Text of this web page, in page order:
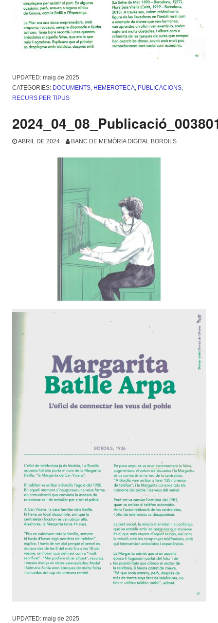
UPDATED: maig de 2025
CATEGORIES: DOCUMENTS HEMEROTECA PUBLICACIONS
RECURS PER TIPUS
ABRIL DE 2024 BANC DE MEMÒRIA DIGITAL BORDILS
UPDATED: maig de 2025